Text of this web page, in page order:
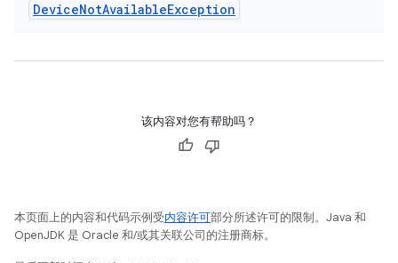
DeviceNotAvailableException
该内容对您有帮助吗？
本页面上的内容和代码示例受内容许可部分所述许可的限制。Java 和
OpenJDK 是 Oracle 和/或其关联公司的注册商标。